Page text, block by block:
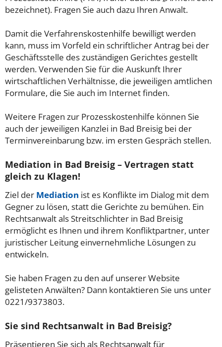
bezeichnet). Fragen Sie auch dazu Ihren Anwalt.
Damit die Verfahrenskostenhilfe bewilligt werden
kann, muss im Vorfeld ein schriftlicher Antrag bei der
Geschäftsstelle des zuständigen Gerichtes gestellt
werden. Verwenden Sie für die Auskunft Ihrer
wirtschaftlichen Verhältnisse, die jeweiligen amtlichen
Formulare, die Sie auch im Internet finden.
Weitere Fragen zur Prozesskostenhilfe können Sie
auch der jeweiligen Kanzlei in Bad Breisig bei der
Terminvereinbarung bzw. im ersten Gespräch stellen.
Mediation in Bad Breisig – Vertragen statt
gleich zu Klagen!
Ziel der Mediation ist es Konflikte im Dialog mit dem
Gegner zu lösen, statt die Gerichte zu bemühen. Ein
Rechtsanwalt als Streitschlichter in Bad Breisig
ermöglicht es Ihnen und ihrem Konfliktpartner, unter
juristischer Leitung einvernehmliche Lösungen zu
entwickeln.
Sie haben Fragen zu den auf unserer Website
gelisteten Anwälten? Dann kontaktieren Sie uns unter
0221/9373803.
Sie sind Rechtsanwalt in Bad Breisig?
Präsentieren Sie sich als Rechtsanwalt für